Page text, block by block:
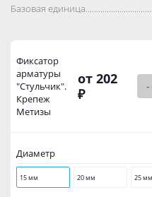
Базовая
Фиксатор
арматуры
"Стульчик".
Крепеж
Метизы
от 202
₽
-
Диаметр
15 мм 20 мм 25 мм